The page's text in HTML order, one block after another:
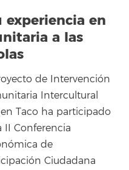
experiencia en
a las
de Intervención
Intercultural
en Taco ha participado
II Conferencia
de
Ciudadana